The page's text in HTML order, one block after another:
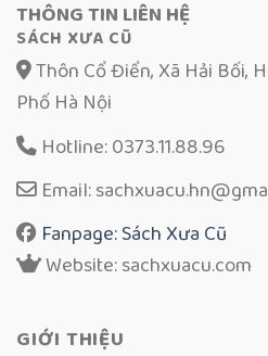
THÔNG TIN LIÊN HỆ
SÁCH XƯA CŨ
Thôn Cổ Điển, Xã Hải Bối,
Phố Hà Nội
Hotline: 0373.11.88.96
Email:
Fanpage: Sách Xưa Cũ
Website: sachxuacu.com
GIỚI THIỆU